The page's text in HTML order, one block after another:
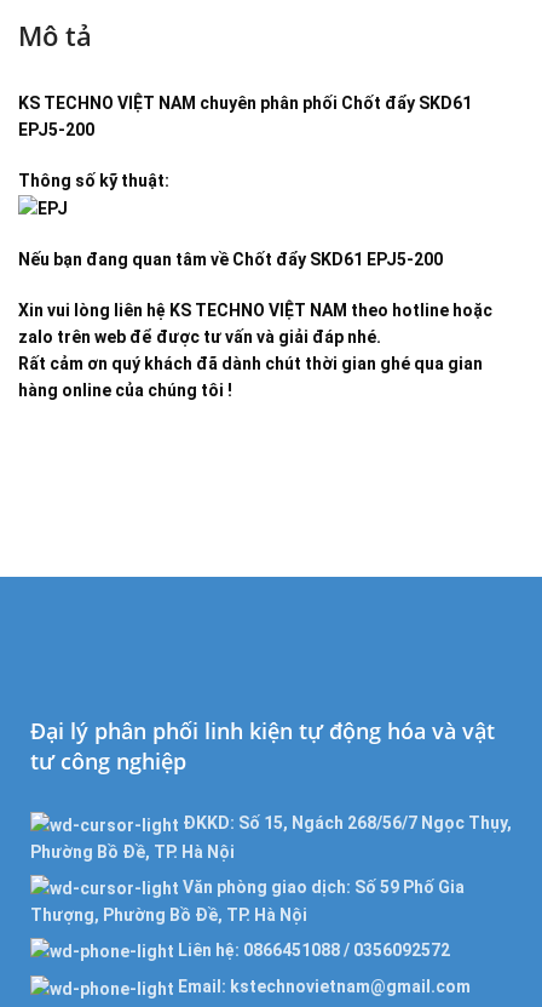
Mô tả
KS TECHNO VIỆT NAM chuyên phân phối Chốt đẩy SKD61
EPJ5-200
Thông số kỹ thuật:
Nếu bạn đang quan tâm về Chốt đẩy SKD61 EPJ5-200
Xin vui lòng liên hệ KS TECHNO VIỆT NAM theo hotline hoặc
zalo trên web để được tư vấn và giải đáp nhé.
Rất cảm ơn quý khách đã dành chút thời gian ghé qua gian
hàng online của chúng tôi !
Đại lý phân phối linh kiện tự động hóa và vật
tư công nghiệp
ĐKKD: Số 15, Ngách 268/56/7 Ngọc Thụy,
Phường Bồ Đề, TP. Hà Nội
Văn phòng giao dịch: Số 59 Phố Gia
Thượng, Phường Bồ Đề, TP. Hà Nội
Liên hệ: 0866451088 / 0356092572
Email: kstechnovietnam@gmail.com